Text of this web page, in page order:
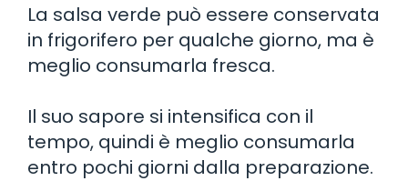
La salsa verde può essere conservata
in frigorifero per qualche giorno, ma è
meglio consumarla fresca.
Il suo sapore si intensifica con il
tempo, quindi è meglio consumarla
entro pochi giorni dalla preparazione.